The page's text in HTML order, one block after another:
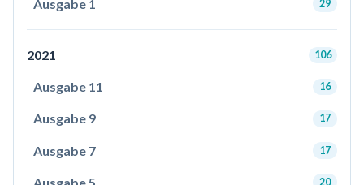
Ausgabe 1 29
2021 106
Ausgabe 11 16
Ausgabe 9 17
Ausgabe 7 17
Ausgabe 5 20